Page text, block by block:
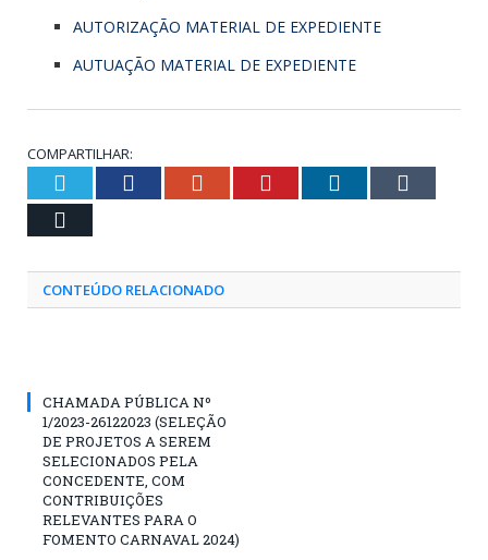
AUTORIZAÇÃO MATERIAL DE EXPEDIENTE
AUTUAÇÃO MATERIAL DE EXPEDIENTE
COMPARTILHAR:
Twitter Facebook Google+ Pinterest LinkedIn
CONTEÚDO RELACIONADO
CHAMADA PÚBLICA Nº
1/2023-26122023 (SELEÇÃO
DE PROJETOS A SEREM
SELECIONADOS PELA
CONCEDENTE, COM
CONTRIBUIÇÕES
RELEVANTES PARA O
FOMENTO CARNAVAL 2024)